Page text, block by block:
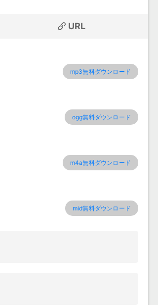
URL
mp3無料ダウンロード
ogg無料ダウンロード
m4a無料ダウンロード
mid無料ダウンロード